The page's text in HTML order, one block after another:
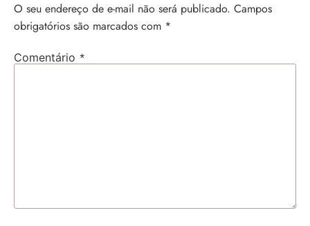
O seu endereço de e-mail não será publicado. Campos
obrigatórios são marcados com *
Comentário *